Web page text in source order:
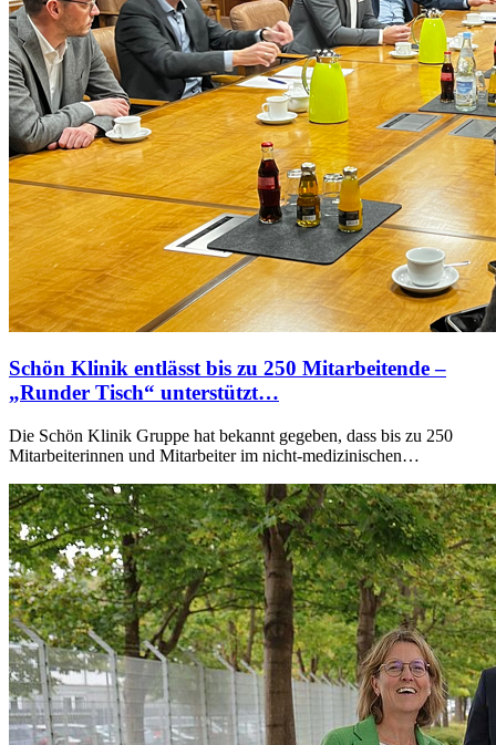
Schön Klinik entlässt bis zu 250 Mitarbeitende –
„Runder Tisch“ unterstützt…
Die Schön Klinik Gruppe hat bekannt gegeben, dass bis zu 250
Mitarbeiterinnen und Mitarbeiter im nicht-medizinischen…